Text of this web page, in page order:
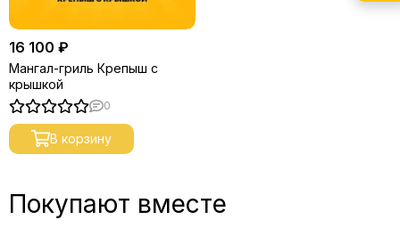
16 100 ₽
Мангал-гриль Крепыш с
крышкой
0
В корзину
Покупают вместе